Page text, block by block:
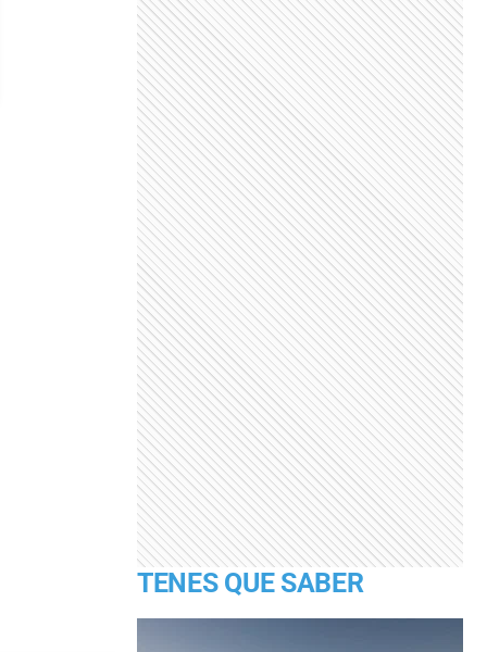
TENES QUE SABER